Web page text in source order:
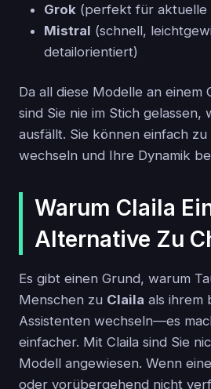
Grok (perfekt für aktuelle
Mistral (schnell,
detailorientiert)
Da all diese Modelle an einem
sind Sie nie im Stich gelassen,
ausfällt. Sie können einfach
wechseln und Ihre Dynamik
Warum Claila
Alternative Zu
Es gibt einen Grund, warum
Menschen zu Claila als ihrem
Assistenten wechseln—es
einfacher. Mit Claila sind Sie
Modell angewiesen. Wenn
oder vorübergehend nicht